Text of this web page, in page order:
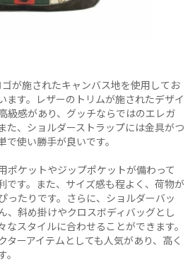
が施されたキャンバス地を使用してお
ます。レザーのトリムが施されたデザイ
級感があり、グッチならではのエレガ
た、ショルダーストラップには金具がつ
使い勝手が良いです。
ポケットやジップポケットが備わって
です。また、サイズ感も程よく、荷物が
ったりです。さらに、ショルダーバッ
、斜め掛けやクロスボディバッグとし
なスタイルに合わせることができます。
ターアイテムとしても人気があり、高く